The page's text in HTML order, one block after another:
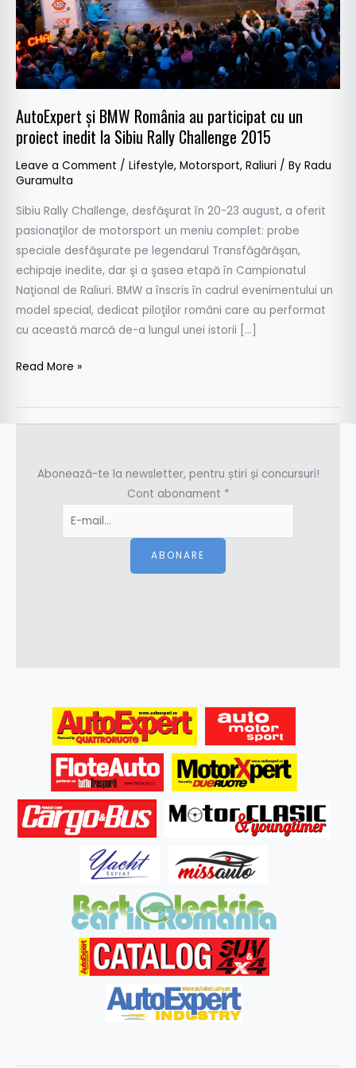
AutoExpert şi BMW România au participat cu un
proiect inedit la Sibiu Rally Challenge 2015
Leave a Comment / Lifestyle, Motorsport, Raliuri / By Radu
Guramulta
Sibiu Rally Challenge, desfăşurat în 20-23 august, a oferit
pasionaţilor de motorsport un meniu complet: probe
speciale desfăşurate pe legendarul Transfăgărăşan,
echipaje inedite, dar şi a şasea etapă în Campionatul
Naţional de Raliuri. BMW a înscris în cadrul evenimentului un
model special, dedicat piloţilor români care au performat
cu această marcă de-a lungul unei istorii […]
un
proiect
inedit
la
Sibiu
Rally
Challenge
2015
Read More »
Abonează-te la newsletter, pentru știri și concursuri!
Cont abonament *
ABONARE